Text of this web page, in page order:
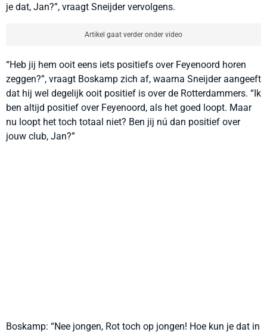
je dat, Jan?”, vraagt Sneijder vervolgens.
Artikel gaat verder onder video
“Heb jij hem ooit eens iets positiefs over Feyenoord horen
zeggen?”, vraagt Boskamp zich af, waarna Sneijder aangeeft
dat hij wel degelijk ooit positief is over de Rotterdammers. “Ik
ben altijd positief over Feyenoord, als het goed loopt. Maar
nu loopt het toch totaal niet? Ben jij nú dan positief over
jouw club, Jan?”
Boskamp: “Nee jongen, Rot toch op jongen! Hoe kun je dat in